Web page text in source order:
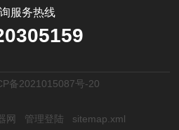
服务热线
备2021015087号-20
网 管理登陆 sitemap.xml